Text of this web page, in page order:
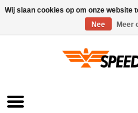
Wij slaan cookies op om onze website
Nee
Meer